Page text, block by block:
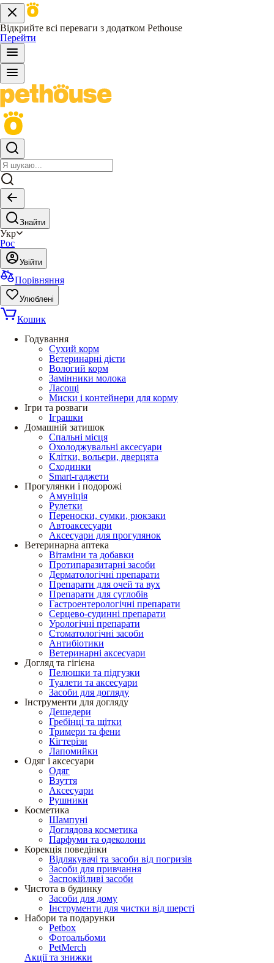
Відкрийте всі переваги з додатком Pethouse
Перейти
Знайти
Укр
Рос
Увійти
Порівняння
Улюблені
Кошик
Годування
Сухий корм
Ветеринарні дієти
Вологий корм
Замінники молока
Ласощі
Миски і контейнери для корму
Ігри та розваги
Іграшки
Домашній затишок
Спальні місця
Охолоджувальні аксесуари
Клітки, вольєри, дверцята
Сходинки
Smart-гаджети
Прогулянки і подорожі
Амуніція
Рулетки
Переноски, сумки, рюкзаки
Автоаксесуари
Аксесуари для прогулянок
Ветеринарна аптека
Вітаміни та добавки
Протипаразитарні засоби
Дерматологічні препарати
Препарати для очей та вух
Препарати для суглобів
Гастроентерологічні препарати
Серцево-судинні препарати
Урологічні препарати
Стоматологічні засоби
Антибіотики
Ветеринарні аксесуари
Догляд та гігієна
Пелюшки та підгузки
Туалети та аксесуари
Засоби для догляду
Інструменти для догляду
Дешедери
Гребінці та щітки
Тримери та фени
Кігтерізи
Лапомийки
Одяг і аксесуари
Одяг
Взуття
Аксесуари
Рушники
Косметика
Шампуні
Доглядова косметика
Парфуми та одеколони
Корекція поведінки
Відлякувачі та засоби від погризів
Засоби для привчання
Заспокійливі засоби
Чистота в будинку
Засоби для дому
Інструменти для чистки від шерсті
Набори та подарунки
Petbox
Фотоальбоми
PetMerch
Акції та знижки